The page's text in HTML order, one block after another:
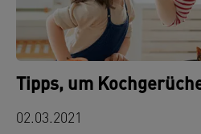
Tipps, um
02.03.2021